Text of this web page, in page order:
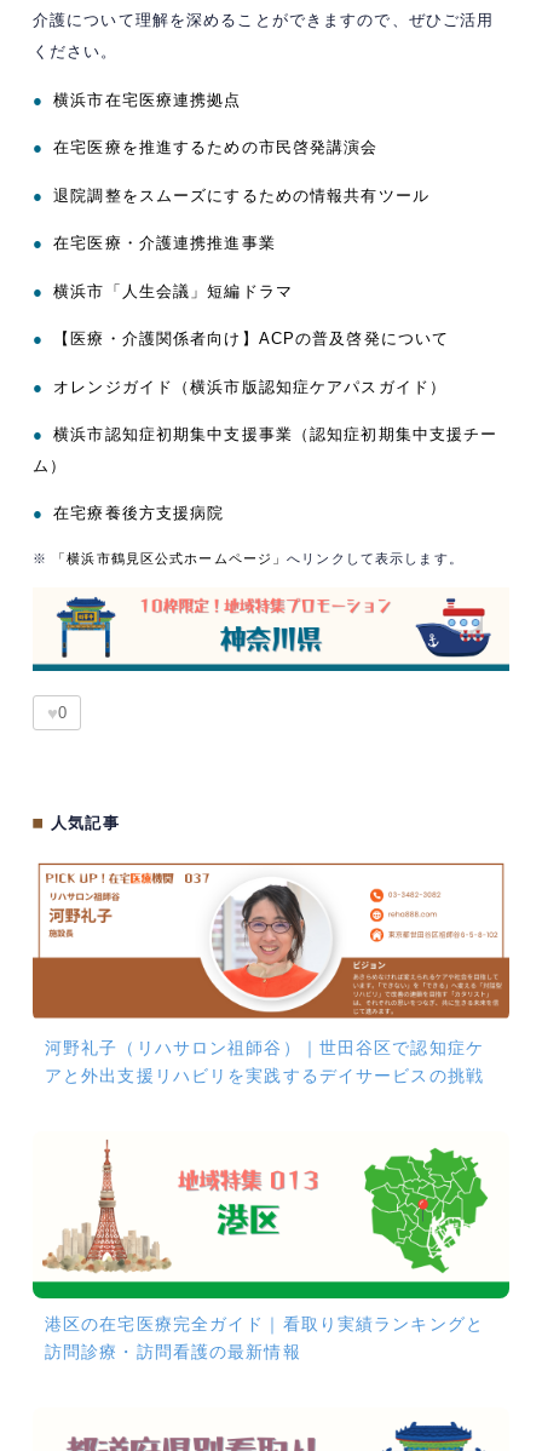
介護について理解を深めることができますので、ぜひご活用
ください。
● 横浜市在宅医療連携拠点
● 在宅医療を推進するための市民啓発講演会
● 退院調整をスムーズにするための情報共有ツール
● 在宅医療・介護連携推進事業
● 横浜市「人生会議」短編ドラマ
● 【医療・介護関係者向け】ACPの普及啓発について
● オレンジガイド（横浜市版認知症ケアパスガイド）
●
横浜市認知症初期集中支援事業（認知症初期集中支援チー
ム）
● 在宅療養後方支援病院
※ 「横浜市鶴見区公式ホームページ」へリンクして表示します。
♥0
■ 人気記事
河野礼子（リハサロン祖師谷）｜世田谷区で認知症ケ
アと外出支援リハビリを実践するデイサービスの挑戦
港区の在宅医療完全ガイド｜看取り実績ランキングと
訪問診療・訪問看護の最新情報